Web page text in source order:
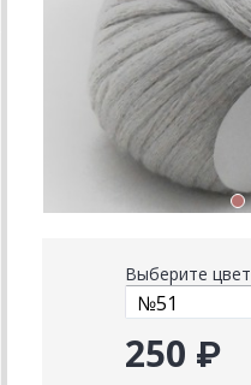
Выберите цвет
250 ₽